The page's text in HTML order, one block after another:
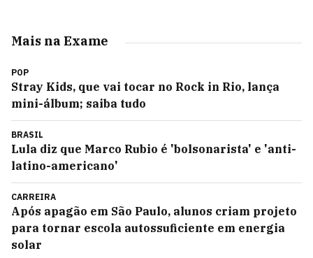
Mais na Exame
POP
Stray Kids, que vai tocar no Rock in Rio, lança
mini-álbum; saiba tudo
BRASIL
Lula diz que Marco Rubio é 'bolsonarista' e 'anti-
latino-americano'
CARREIRA
Após apagão em São Paulo, alunos criam projeto
para tornar escola autossuficiente em energia
solar